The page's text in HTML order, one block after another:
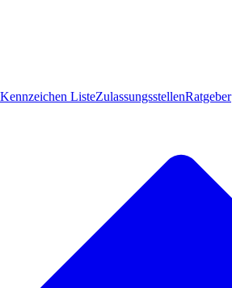
Kennzeichen ListeZulassungsstellenRatgeber